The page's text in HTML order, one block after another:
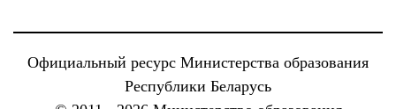
Официальный ресурс Министерства образования
Республики Беларусь